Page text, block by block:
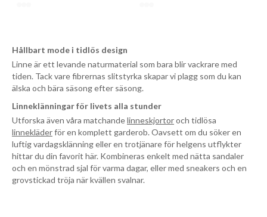
Hållbart mode i tidlös design
Linne är ett levande naturmaterial som bara blir vackrare med
tiden. Tack vare fibrernas slitstyrka skapar vi plagg som du kan
älska och bära säsong efter säsong.
Linneklänningar för livets alla stunder
Utforska även våra matchandelinneskjortoroch tidlösa
linnekläderför en komplett garderob. Oavsett om du söker en
luftig vardagsklänning eller en trotjänare för helgens utflykter
hittar du din favorit här. Kombineras enkelt med nätta sandaler
och en mönstrad sjal för varma dagar, eller med sneakers och en
grovstickad tröja när kvällen svalnar.